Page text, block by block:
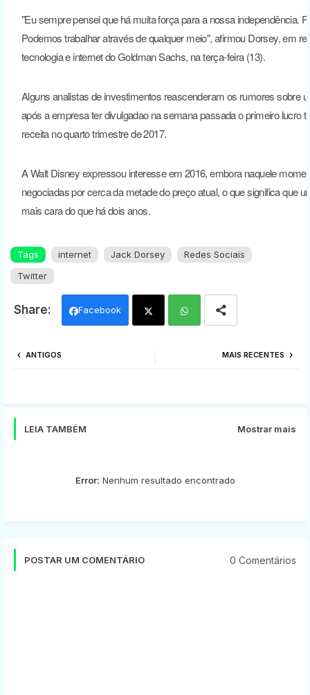
"Eu sempre pensei que há muita força para a nossa independência.
Podemos trabalhar através de qualquer meio", afirmou Dorsey, em
tecnologia e internet do Goldman Sachs, na terça-feira (13).
Alguns analistas de investimentos reascenderam os rumores sobre
após a empresa ter divulgadao na semana passada o primeiro lucro
receita no quarto trimestre de 2017.
A Walt Disney expressou interesse em 2016, embora naquele
negociadas por cerca da metade do preço atual, o que significa que
mais cara do que há dois anos.
Tags internet Jack Dorsey
Redes Sociais
Twitter
Facebook
MAIS RECENTES
ANTIGOS
LEIA TAMBÉM Mostrar mais
Error: Nenhum resultado encontrado
POSTAR UM COMENTÁRIO 0 Comentários